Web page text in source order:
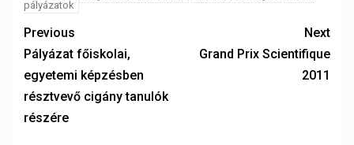
pályázatok
Previous
Pályázat főiskolai,
egyetemi képzésben
résztvevő cigány tanulók
részére
Next
Grand Prix Scientifique
2011